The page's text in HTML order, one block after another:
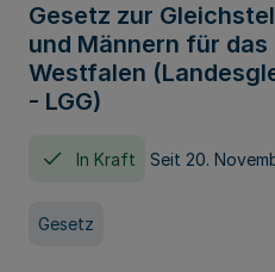
Gesetz zur
und Männern für
Westfalen
- LGG)
In Kraft Seit 20.
Gesetz